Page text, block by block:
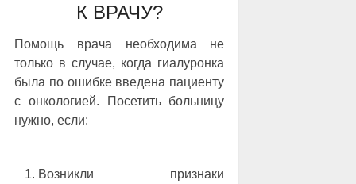
К ВРАЧУ?
Помощь врача необходима не
только в случае, когда гиалуронка
была по ошибке введена пациенту
с онкологией. Посетить больницу
нужно, если:
Возникли признаки